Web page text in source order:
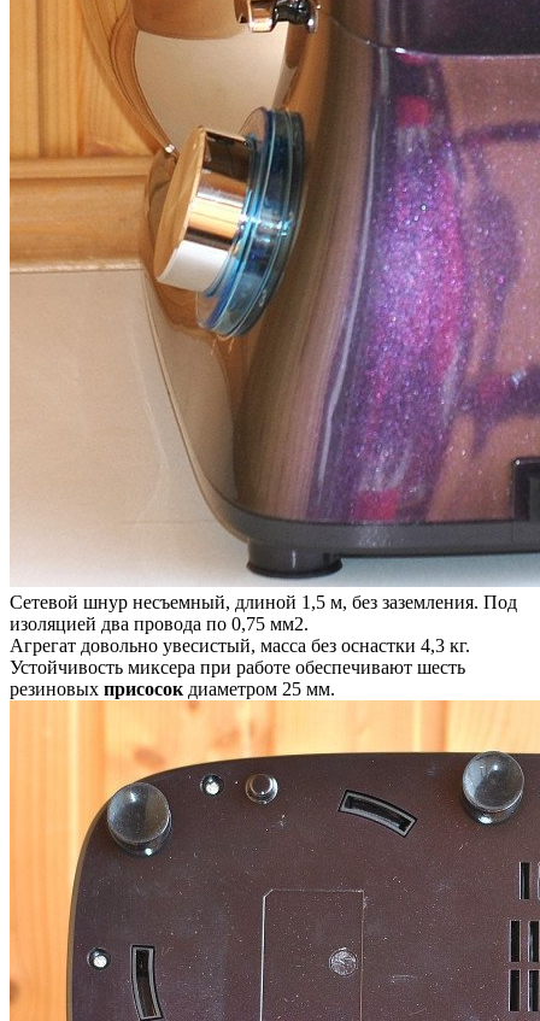
Сетевой шнур несъемный, длиной 1,5 м, без заземления. Под
изоляцией два провода по 0,75 мм2.
Агрегат довольно увесистый, масса без оснастки 4,3 кг.
Устойчивость миксера при работе обеспечивают шесть
резиновых присосок диаметром 25 мм.